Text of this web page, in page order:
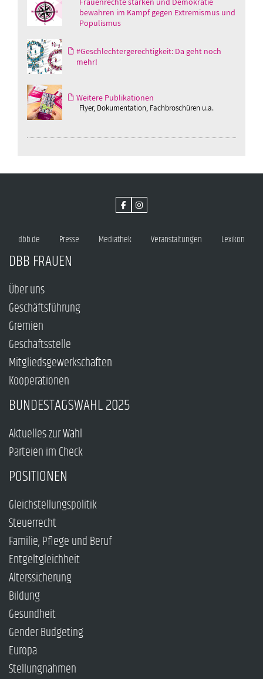
bewahren im Kampf gegen Extremismus und
Populismus
#Geschlechtergerechtigkeit: Da geht noch
mehr!
Weitere Publikationen
Flyer, Dokumentation, Fachbroschüren u.a.
dbb.de Presse Mediathek Veranstaltungen Lexikon
DBB FRAUEN
Über uns
Geschäftsführung
Gremien
Geschäftsstelle
Mitgliedsgewerkschaften
Kooperationen
BUNDESTAGSWAHL 2025
Aktuelles zur Wahl
Parteien im Check
POSITIONEN
Gleichstellungspolitik
Steuerrecht
Familie, Pflege und Beruf
Entgeltgleichheit
Alterssicherung
Bildung
Gesundheit
Gender Budgeting
Europa
Stellungnahmen